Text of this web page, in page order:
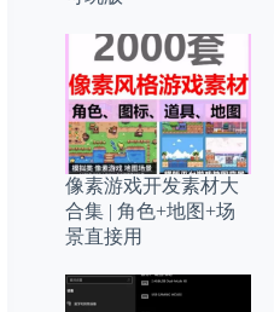
像素游戏开发素材大
合集 | 角色+地图+场
景直接用